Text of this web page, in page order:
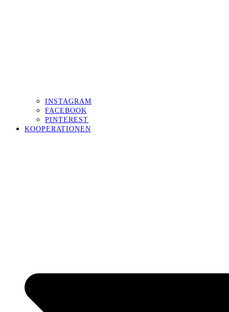
INSTAGRAM
FACEBOOK
PINTEREST
KOOPERATIONEN